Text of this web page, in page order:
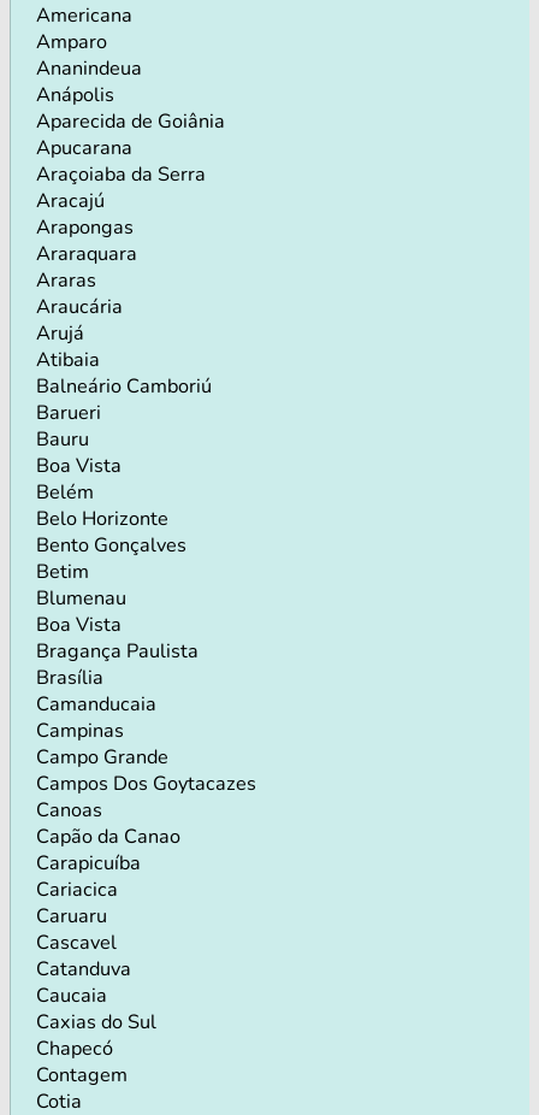
Americana
Amparo
Ananindeua
Anápolis
Aparecida de Goiânia
Apucarana
Araçoiaba da Serra
Aracajú
Arapongas
Araraquara
Araras
Araucária
Arujá
Atibaia
Balneário Camboriú
Barueri
Bauru
Boa Vista
Belém
Belo Horizonte
Bento Gonçalves
Betim
Blumenau
Boa Vista
Bragança Paulista
Brasília
Camanducaia
Campinas
Campo Grande
Campos Dos Goytacazes
Canoas
Capão da Canao
Carapicuíba
Cariacica
Caruaru
Cascavel
Catanduva
Caucaia
Caxias do Sul
Chapecó
Contagem
Cotia